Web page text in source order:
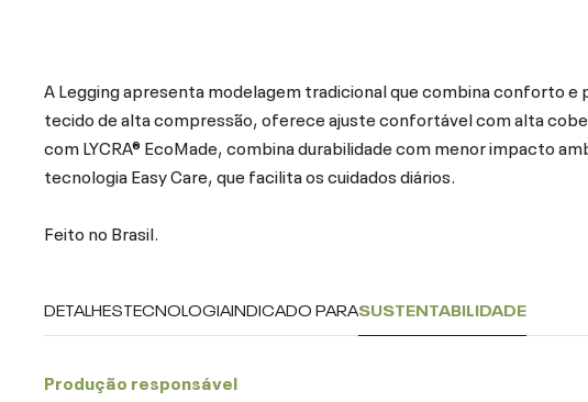
A Legging apresenta modelagem tradicional que combina conforto e
tecido de alta compressão, oferece ajuste confortável com alta
com LYCRA® EcoMade, combina durabilidade com menor impacto
tecnologia Easy Care, que facilita os cuidados diários.
Feito no Brasil.
DETALHESTECNOLOGIAINDICADO PARASUSTENTABILIDADE
Produção responsável